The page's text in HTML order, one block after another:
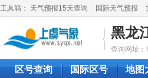
工具箱： 天气预报15天查询 国际天气预报
黑龙
查询网址
区号查询 国际区号 地图